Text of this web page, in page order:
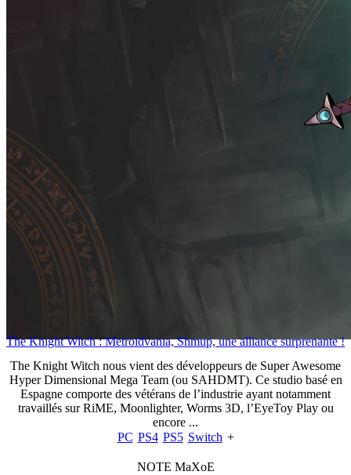
The Knight Witch : Metroidvania, Shmup, une alliance surprenante !
The Knight Witch nous vient des développeurs de Super Awesome
Hyper Dimensional Mega Team (ou SAHDMT). Ce studio basé en
Espagne comporte des vétérans de l’industrie ayant notamment
travaillés sur RiME, Moonlighter, Worms 3D, l’EyeToy Play ou
encore ...
PC PS4 PS5 Switch +
NOTE MaXoE